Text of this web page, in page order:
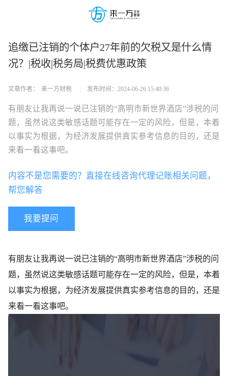
追缴已注销的个体户27年前的欠税又是什么情
况？|税收|税务局|税费优惠政策
文章作者： 来一方财税 发布时间：2024-06-26 15:40:36
有朋友让我再说一说已注销的“高明市新世界酒店”涉税的问
题，虽然说这类敏感话题可能存在一定的风险，但是，本着
以事实为根据，为经济发展提供真实参考信息的目的，还是
来看一看这事吧。
我要提问
内容不是您需要的？直接在线咨询代理记账相关问题，
帮您解答
有朋友让我再说一说已注销的“高明市新世界酒店”涉税的问
题，虽然说这类敏感话题可能存在一定的风险，但是，本着
以事实为根据，为经济发展提供真实参考信息的目的，还是
来看一看这事吧。